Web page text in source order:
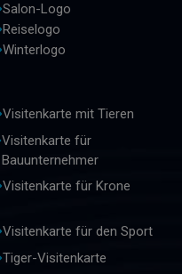
Salon-Logo
Reiselogo
Winterlogo
Visitenkarte mit Tieren
Visitenkarte für
Bauunternehmer
Visitenkarte für Krone
Visitenkarte für den Sport
Tiger-Visitenkarte